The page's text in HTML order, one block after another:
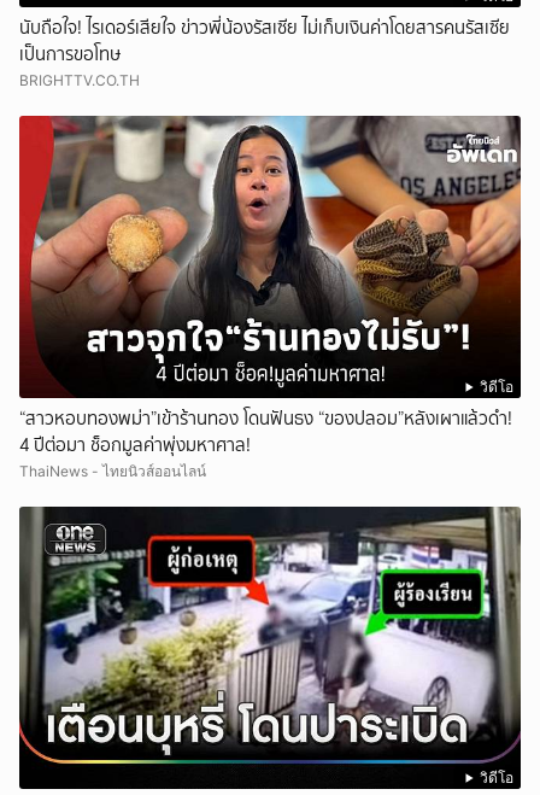
นับถือใจ! ไรเดอร์เสียใจ ข่าวพี่น้องรัสเซีย ไม่เก็บเงินค่าโดยสารคนรัสเซีย
เป็นการขอโทษ
BRIGHTTV.CO.TH
วิดีโอ
“สาวหอบทองพม่า”เข้าร้านทอง โดนฟันธง “ของปลอม”หลังเผาแล้วดำ!
4 ปีต่อมา ช็อกมูลค่าพุ่งมหาศาล!
ThaiNews - ไทยนิวส์ออนไลน์
วิดีโอ